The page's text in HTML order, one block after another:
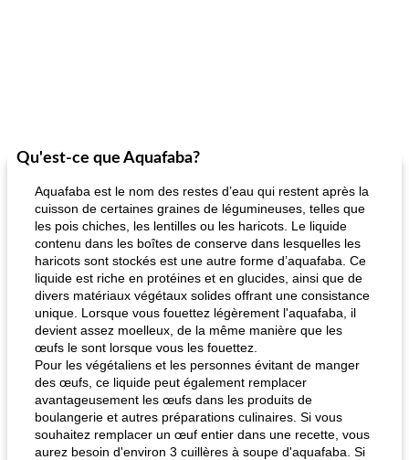
Qu'est-ce que Aquafaba?
Aquafaba est le nom des restes d’eau qui restent après la
cuisson de certaines graines de légumineuses, telles que
les pois chiches, les lentilles ou les haricots. Le liquide
contenu dans les boîtes de conserve dans lesquelles les
haricots sont stockés est une autre forme d’aquafaba. Ce
liquide est riche en protéines et en glucides, ainsi que de
divers matériaux végétaux solides offrant une consistance
unique. Lorsque vous fouettez légèrement l'aquafaba, il
devient assez moelleux, de la même manière que les
œufs le sont lorsque vous les fouettez.
Pour les végétaliens et les personnes évitant de manger
des œufs, ce liquide peut également remplacer
avantageusement les œufs dans les produits de
boulangerie et autres préparations culinaires. Si vous
souhaitez remplacer un œuf entier dans une recette, vous
aurez besoin d'environ 3 cuillères à soupe d'aquafaba. Si